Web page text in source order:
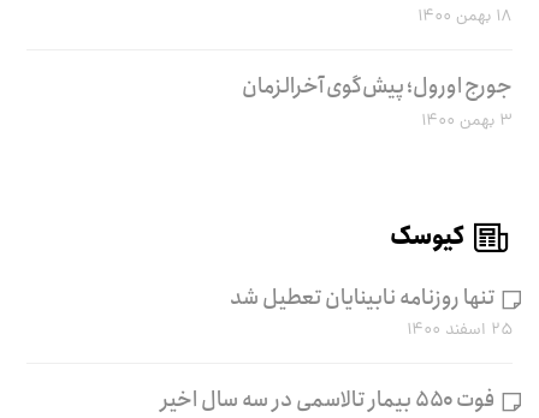
۱۸ بهمن ۱۴۰۰
جورج اورول؛ پیش‌گوی آخرالزمان
۳ بهمن ۱۴۰۰
کیوسک
تنها روزنامه نابینایان تعطیل شد
۲۵ اسفند ۱۴۰۰
فوت ۵۵۰ بیمار تالاسمی در سه سال اخیر